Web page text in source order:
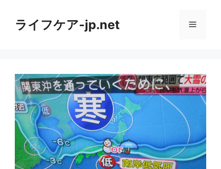
ライフケア-jp.net メ
ュ